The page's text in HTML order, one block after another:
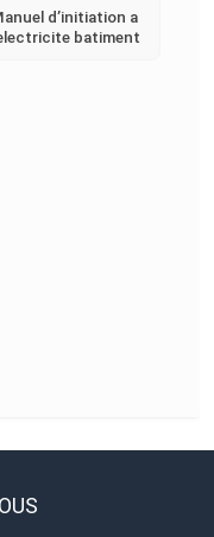
d’initiation a
batiment